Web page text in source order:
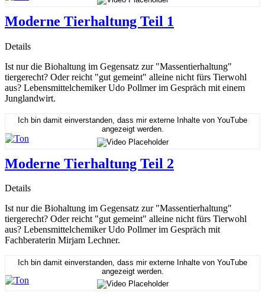
Moderne Tierhaltung Teil 1
Details
Ist nur die Biohaltung im Gegensatz zur "Massentierhaltung"
tiergerecht? Oder reicht "gut gemeint" alleine nicht fürs Tierwohl
aus? Lebensmittelchemiker Udo Pollmer im Gespräch mit einem
Junglandwirt.
Ich bin damit einverstanden, dass mir externe Inhalte von YouTube
angezeigt werden.
Moderne Tierhaltung Teil 2
Details
Ist nur die Biohaltung im Gegensatz zur "Massentierhaltung"
tiergerecht? Oder reicht "gut gemeint" alleine nicht fürs Tierwohl
aus? Lebensmittelchemiker Udo Pollmer im Gespräch mit
Fachberaterin Mirjam Lechner.
Ich bin damit einverstanden, dass mir externe Inhalte von YouTube
angezeigt werden.